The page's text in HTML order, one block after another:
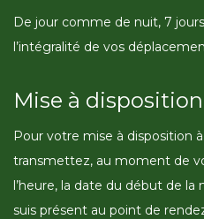
De jour comme de nuit, 7
l’intégralité de vos
Mise à
Pour votre mise à disposition
transmettez, au moment de
l’heure, la date du début de la
suis présent au point de